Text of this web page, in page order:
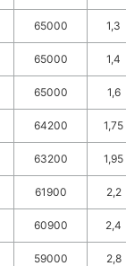
65000 1,3
65000 1,4
65000 1,6
64200 1,75
63200 1,95
61900 2,2
60900 2,4
59000 2,8